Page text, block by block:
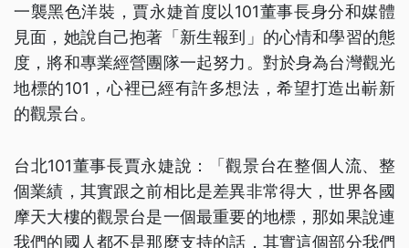
一襲黑色洋裝，賈永婕首度以101董事長身分和媒體
見面，她說自己抱著「新生報到」的心情和學習的態
度，將和專業經營團隊一起努力。對於身為台灣觀光
地標的101，心裡已經有許多想法，希望打造出嶄新
的觀景台。
台北101董事長賈永婕說：「觀景台在整個人流、整
個業績，其實跟之前相比是差異非常得大，世界各國
摩天大樓的觀景台是一個最重要的地標，那如果說連
我們的國人都不是那麼支持的話，其實這個部分我們